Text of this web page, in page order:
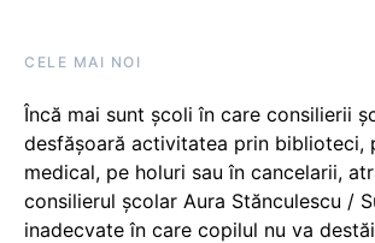
CELE MAI NOI
Încă mai sunt școli în care consilierii
desfășoară activitatea prin biblioteci,
medical, pe holuri sau în cancelarii,
consilierul școlar Aura Stănculescu /
inadecvate în care copilul nu va